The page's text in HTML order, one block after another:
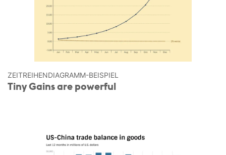
ZEITREIHEN­DIAGRAMM-BEISPIEL
Tiny Gains are powerful